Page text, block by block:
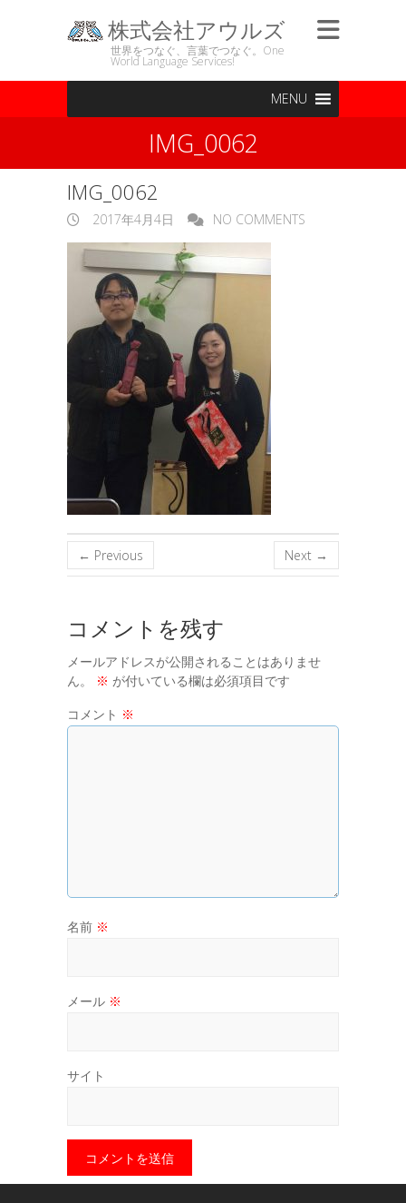
株式会社アウルズ
世界をつなぐ、言葉でつなぐ。One
World Language Services!
MENU
IMG_0062
IMG_0062
2017年4月4日 NO COMMENTS
← Previous Next →
コメントを残す
メールアドレスが公開されることはありませ
ん。
※ が付いている欄は必須項目です
コメント ※
名前 ※
メール ※
サイト